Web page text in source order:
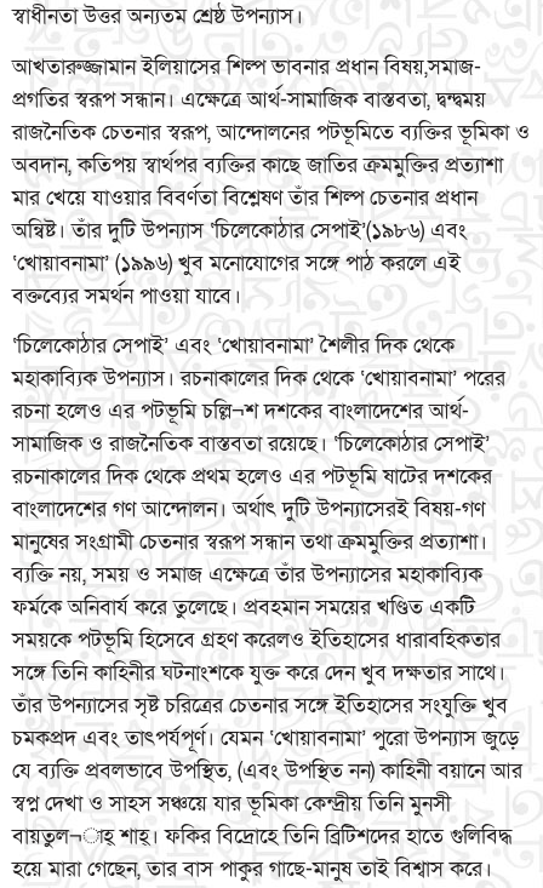
স্বাধীনতা উত্তর অন্যতম শ্রেষ্ঠ উপন্যাস।
আখতারুজ্জামান ইলিয়াসের শিল্প ভাবনার প্রধান বিষয়,সমাজ-
প্রগতির স্বরূপ সন্ধান। এক্ষেত্রে আর্থ-সামাজিক বাস্তবতা, দ্বন্দ্বময়
রাজনৈতিক চেতনার স্বরূপ, আন্দোলনের পটভূমিতে ব্যক্তির ভূমিকা ও
অবদান, কতিপয় স্বার্থপর ব্যক্তির কাছে জাতির ক্রমমুক্তির প্রত্যাশা
মার খেয়ে যাওয়ার বিবর্ণতা বিশ্লেষণ তাঁর শিল্প চেতনার প্রধান
অন্বিষ্ট। তাঁর দুটি উপন্যাস ‘চিলেকোঠার সেপাই’(১৯৮৬) এবং
‘খোয়াবনামা’ (১৯৯৬) খুব মনোযোগের সঙ্গে পাঠ করলে এই
বক্তব্যের সমর্থন পাওয়া যাবে।
‘চিলেকোঠার সেপাই’ এবং ‘খোয়াবনামা’ শৈলীর দিক থেকে
মহাকাব্যিক উপন্যাস। রচনাকালের দিক থেকে ‘খোয়াবনামা’ পরের
রচনা হলেও এর পটভূমি চল্লি¬শ দশকের বাংলাদেশের আর্থ-
সামাজিক ও রাজনৈতিক বাস্তবতা রয়েছে। ‘চিলেকোঠার সেপাই’
রচনাকালের দিক থেকে প্রথম হলেও এর পটভূমি ষাটের দশকের
বাংলাদেশের গণ আন্দোলন। অর্থাৎ দুটি উপন্যাসেরই বিষয়-গণ
মানুষের সংগ্রামী চেতনার স্বরূপ সন্ধান তথা ক্রমমুক্তির প্রত্যাশা।
ব্যক্তি নয়, সময় ও সমাজ এক্ষেত্রে তাঁর উপন্যাসের মহাকাব্যিক
ফর্মকে অনিবার্য করে তুলেছে। প্রবহমান সময়ের খণ্ডিত একটি
সময়কে পটভূমি হিসেবে গ্রহণ করেলও ইতিহাসের ধারাবহিকতার
সঙ্গে তিনি কাহিনীর ঘটনাংশকে যুক্ত করে দেন খুব দক্ষতার সাথে।
তাঁর উপন্যাসের সৃষ্ট চরিত্রের চেতনার সঙ্গে ইতিহাসের সংযুক্তি খুব
চমকপ্রদ এবং তাৎপর্যপূর্ণ। যেমন ‘খোয়াবনামা’ পুরো উপন্যাস জুড়ে
যে ব্যক্তি প্রবলভাবে উপস্থিত, (এবং উপস্থিত নন) কাহিনী বয়ানে আর
স্বপ্ন দেখা ও সাহস সঞ্চয়ে যার ভূমিকা কেন্দ্রীয় তিনি মুনসী
বায়তুল¬াহ্ শাহ্। ফকির বিদ্রোহে তিনি ব্রিটিশদের হাতে গুলিবিদ্ধ
হয়ে মারা গেছেন, তার বাস পাকুর গাছে-মানুষ তাই বিশ্বাস করে।